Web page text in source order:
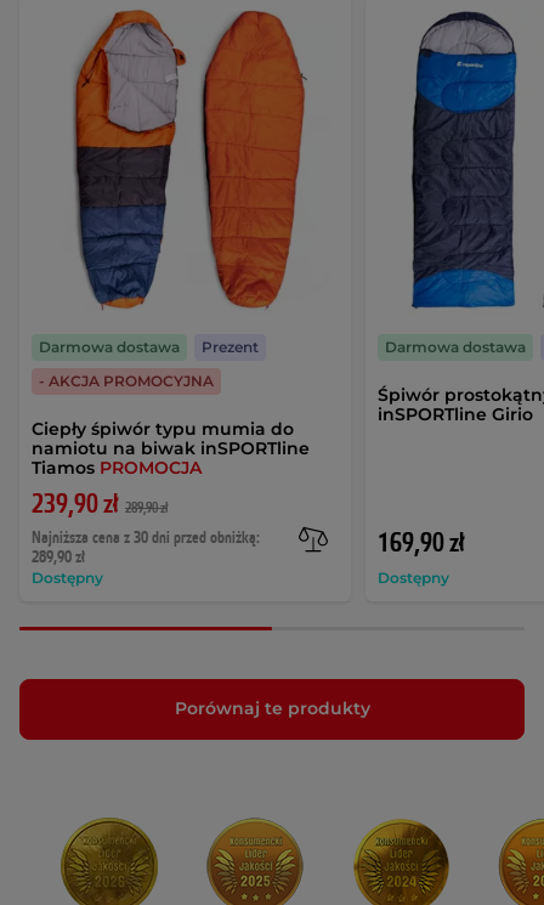
Ciepły śpiwór typu mumia do
namiotu na biwak inSPORTline
Tiamos PROMOCJA
239,90 zł 289,90 zł
Najniższa cena z 30 dni przed obniżką:
289,90 zł
Dostępny
Darmowa dostawa
Prezent
- AKCJA PROMOCYJNA
Śpiwór
inSPORTline Girio
169,90 zł
Dostępny
Darmowa dostawa
Porównaj te produkty